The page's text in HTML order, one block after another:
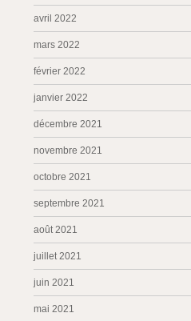
avril 2022
mars 2022
février 2022
janvier 2022
décembre 2021
novembre 2021
octobre 2021
septembre 2021
août 2021
juillet 2021
juin 2021
mai 2021